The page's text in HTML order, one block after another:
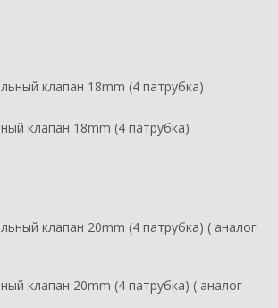
клапан 18mm (4 патрубка)
клапан 20mm (4 патрубка) ( аналог